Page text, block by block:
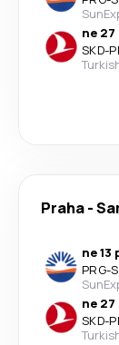
ne 27
SKD-
Praha-
ne 13
PRG-
ne 27
SKD-